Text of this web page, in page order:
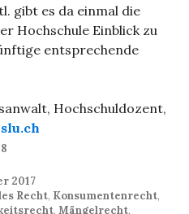
gibt es da einmal die
Hochschule Einblick zu
entsprechende
Hochschuldozent,
2017
Recht, Konsumentenrecht,
, Mängelrecht,